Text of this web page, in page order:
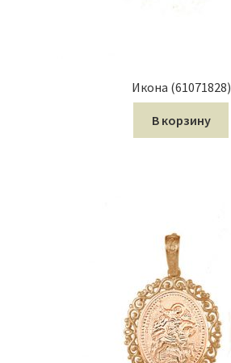
Икона (61071828)
В корзину